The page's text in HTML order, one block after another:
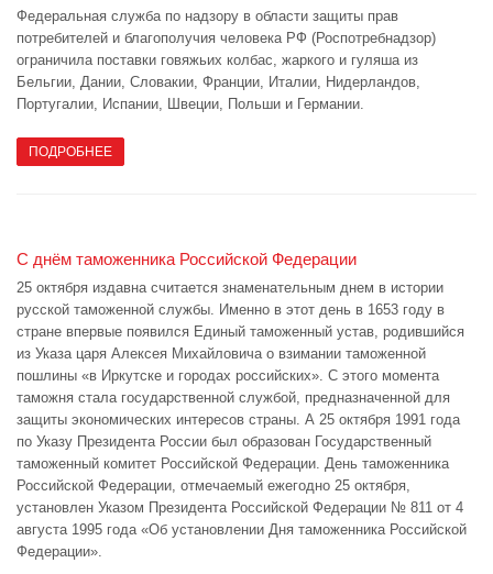
Федеральная служба по надзору в области защиты прав
потребителей и благополучия человека РФ (Роспотребнадзор)
ограничила поставки говяжьих колбас, жаркого и гуляша из
Бельгии, Дании, Словакии, Франции, Италии, Нидерландов,
Португалии, Испании, Швеции, Польши и Германии.
ПОДРОБНЕЕ
С днём таможенника Российской Федерации
25 октября издавна считается знаменательным днем в истории
русской таможенной службы. Именно в этот день в 1653 году в
стране впервые появился Единый таможенный устав, родившийся
из Указа царя Алексея Михайловича о взимании таможенной
пошлины «в Иркутске и городах российских». С этого момента
таможня стала государственной службой, предназначенной для
защиты экономических интересов страны. А 25 октября 1991 года
по Указу Президента России был образован Государственный
таможенный комитет Российской Федерации. День таможенника
Российской Федерации, отмечаемый ежегодно 25 октября,
установлен Указом Президента Российской Федерации № 811 от 4
августа 1995 года «Об установлении Дня таможенника Российской
Федерации».